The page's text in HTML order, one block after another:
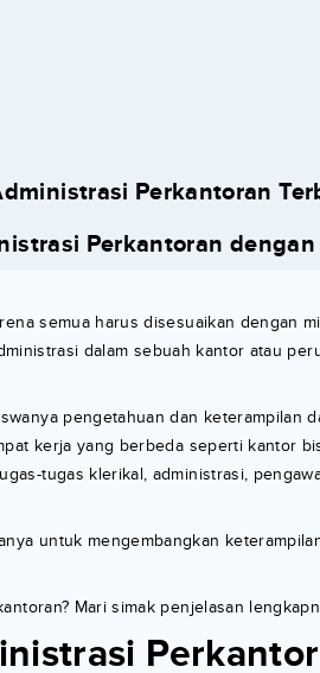
Perkantoran
Perkantoran
semua harus disesuaikan dengan
dalam sebuah kantor atau
pengetahuan dan keterampilan
kerja yang berbeda seperti kantor
tugas klerikal, administrasi,
untuk mengembangkan
Mari simak penjelasan